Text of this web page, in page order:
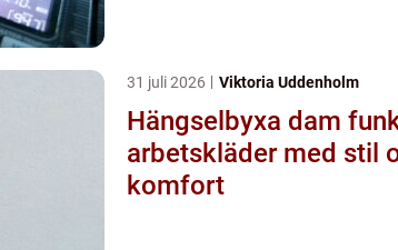
31 juli 2026 Viktoria Uddenholm
Hängselbyxa dam funktionella
arbetskläder med stil
komfort